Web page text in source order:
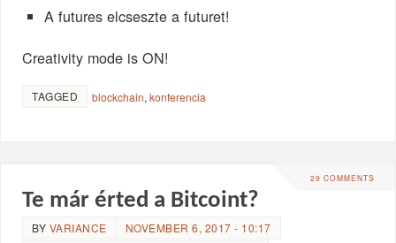
A futures elcseszte a futuret!
Creativity mode is ON!
TAGGED blockchain,konferencia
29 COMMENTS
Te már érted a Bitcoint?
BY VARIANCE
NOVEMBER 6, 2017 - 10:17